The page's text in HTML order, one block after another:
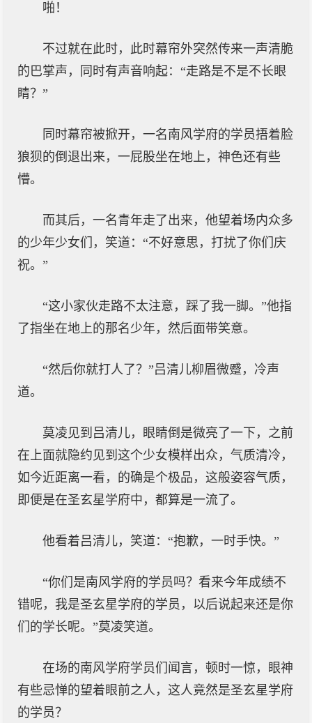
啪！
不过就在此时，此时幕帘外突然传来一声清脆
的巴掌声，同时有声音响起：“走路是不是不长眼
睛？”
同时幕帘被掀开，一名南风学府的学员捂着脸
狼狈的倒退出来，一屁股坐在地上，神色还有些
懵。
而其后，一名青年走了出来，他望着场内众多
的少年少女们，笑道：“不好意思，打扰了你们庆
祝。”
“这小家伙走路不太注意，踩了我一脚。”他指
了指坐在地上的那名少年，然后面带笑意。
“然后你就打人了？”吕清儿柳眉微蹙，冷声
道。
莫凌见到吕清儿，眼睛倒是微亮了一下，之前
在上面就隐约见到这个少女模样出众，气质清冷，
如今近距离一看，的确是个极品，这般姿容气质，
即便是在圣玄星学府中，都算是一流了。
他看着吕清儿，笑道：“抱歉，一时手快。”
“你们是南风学府的学员吗？看来今年成绩不
错呢，我是圣玄星学府的学员，以后说起来还是你
们的学长呢。”莫凌笑道。
在场的南风学府学员们闻言，顿时一惊，眼神
有些忌惮的望着眼前之人，这人竟然是圣玄星学府
的学员？